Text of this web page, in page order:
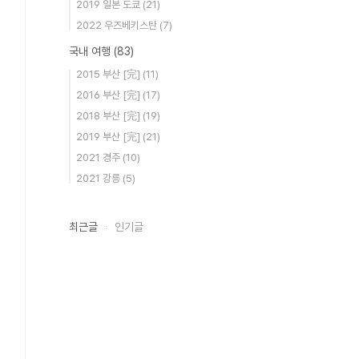
2019 일본 도쿄 (21)
2022 우즈베키스탄 (7)
국내 여행 (83)
2015 부산 [完] (11)
2016 부산 [完] (17)
2018 부산 [完] (19)
2019 부산 [完] (21)
2021 경주 (10)
2021 강릉 (5)
최근글 인기글